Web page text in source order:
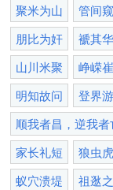
聚米为山 管间
朋比为奸
褫其
山川米聚
峥嵘
明知故问
登界
顺我者昌，逆我者
家长礼短
狼虫
蚁穴溃堤
祖逖